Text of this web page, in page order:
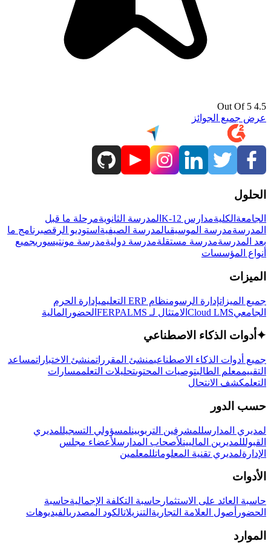
4.5 Out Of 5
عرض جميع الجوائز
الحلول
الجامعة الكليةمدارس K-12 المدرسة الثانويةمرحلة ما قبل
المدرسةمدرسة الموسيقىالمدرسة الصيفية استوديو الرقصبرنامج ما
بعد المدرسةمدرسة مستقلةمدرسة دوليةمدرسة مونتيسوريجميع
أنواع المؤسسات
الميزات
جميع الميزاتإدارة الرسومنظام ERP التعليمي
إدارة الحرم
الجامعيCloud LMS الامتثال لـ FERPA LMS الحضور المالية
✦ أدوات الذكاء الاصطناعي
جميع أدوات الذكاء الاصطناعيمنشئ المقرراتمنشئ الاختباراتمساعد
التقييممعلم الطالبتوصيات المحتوىتحليلات التعلممسارات
التعلمكشف الانتحال
حسب الدور
لمديري المدارسللمشرفين التربويينلمسؤولي التسجيللمديري
القبولللمديرين الماليينلأصحاب المدارسلأعضاء مجلس
الإدارةلمديري تقنية المعلوماتللمعلمين
الأدوات
حاسبة العائد على الاستثمار حاسبة التكلفة الإجماليةحاسبة
الحضور أصول العلامة التجارية التنزيلاتالكود المصدريالفيديوهات
الموارد